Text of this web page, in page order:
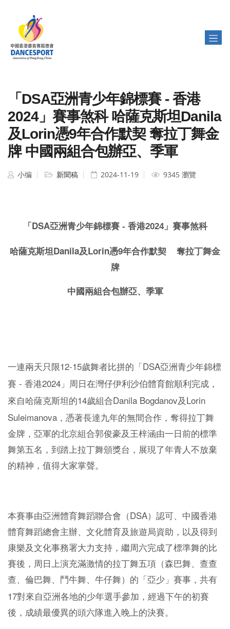
「DSA亞洲青少年錦標賽 - 香港
2024」賽事煞科 哈薩克斯坦Danila
及Lorin憑9年合作默契 奪拉丁舞金
牌 中國兩組合包辦亞、季軍
小编 新聞稿 2024-11-19 9345 瀏覽
「 DSA亞洲青少年錦標賽 - 香港2024」賽事煞科
哈薩克斯坦Danila及Lorin憑9年合作默契 奪拉丁舞金
牌
中國兩組合包辦亞、季軍
一連兩天只限12-15歲舞者比拼的「 DSA亞洲青少年錦標
賽 - 香港2024 」周日在灣仔伊利沙伯體育館順利完成，
來自哈薩克斯坦的14歲組合Danila Bogdanov及 Lorin
Suleimanova ，憑著長達九年的無間合作，奪得拉丁舞
金牌，亞軍的北京組合郭俊豪及王梓涵由一日前的標準
舞第五名，到踏上拉丁舞頒獎台，展現了年青人不放棄
的精神，值得大家掌聲。
本賽事由亞洲體育舞蹈聯合會（DSA）認可、中國香港
體育舞蹈總會主辦、文化體育及旅遊局資助，以及得到
康樂及文化事務署大力支持，繼周六完成了標準舞的比
賽後，周日上演充滿激情的拉丁舞五項（森巴舞、查查
查、倫巴舞、鬥牛舞、牛仔舞）的「亞少」賽事，共有
17對來自亞洲各地的少年選手參加，經過下午的初賽
後，成績最優異的頭六隊進入晚上的決賽。